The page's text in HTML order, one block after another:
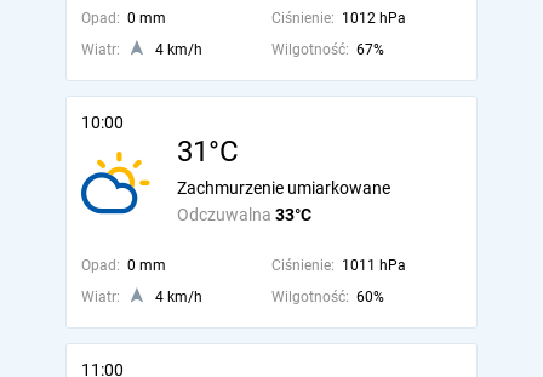
Opad: 0 mm Ciśnienie: 1012 hPa
Wiatr:
4 km/h Wilgotność: 67%
10:00
31°C
Odczuwalna 33°C
Zachmurzenie umiarkowane
Opad: 0 mm Ciśnienie: 1011 hPa
Wiatr:
4 km/h Wilgotność: 60%
11:00